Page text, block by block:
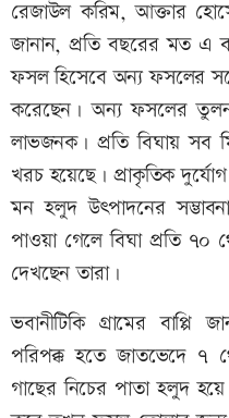
রেজাউল করিম, আক্তার
জানান, প্রতি বছরের মত এ
ফসল হিসেবে অন্য ফসলের
করেছেন। অন্য ফসলের
লাভজনক। প্রতি বিঘায় সব
খরচ হয়েছে। প্রাকৃতিক
মন হলুদ উৎপাদনের
পাওয়া গেলে বিঘা প্রতি
দেখছেন তারা।
ভবানীটিকি গ্রামের
পরিপক্ক হতে জাতভেদে ৭
গাছের নিচের পাতা হলুদ